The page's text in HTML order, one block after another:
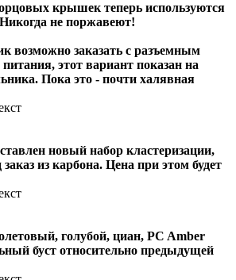
крышек теперь используются
не поржавеют!
возможно заказать с разъемным
этот вариант показан на
Пока это - почти халявная
новый набор кластеризации,
из карбона. Цена при этом будет
голубой, циан, PC Amber
буст относительно предыдущей